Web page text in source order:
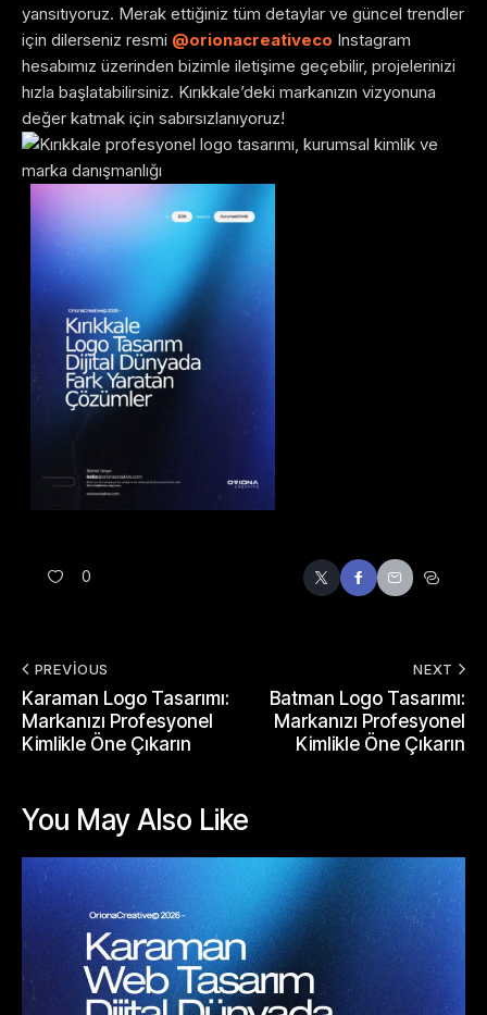
yansıtıyoruz. Merak ettiğiniz tüm detaylar ve güncel trendler
için dilerseniz resmi @orionacreativeco Instagram
hesabımız üzerinden bizimle iletişime geçebilir, projelerinizi
hızla başlatabilirsiniz. Kırıkkale’deki markanızın vizyonuna
değer katmak için sabırsızlanıyoruz!
0
PREVIOUS
Karaman Logo Tasarımı:
Markanızı Profesyonel
Kimlikle Öne Çıkarın
NEXT
Batman Logo Tasarımı:
Markanızı Profesyonel
Kimlikle Öne Çıkarın
You May Also Like